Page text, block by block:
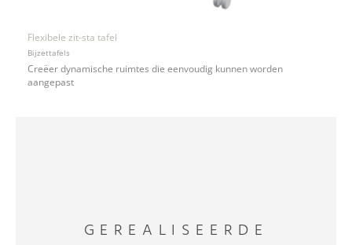
Flexibele zit-sta tafel
Bijzettafels
Creëer dynamische ruimtes die eenvoudig kunnen worden
aangepast
GEREALISEERDE